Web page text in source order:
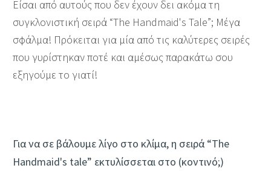
Είσαι από αυτούς που δεν έχουν δει ακόμα τη
συγκλονιστική σειρά “The Handmaid's Tale”; Μέγα
σφάλμα! Πρόκειται για μία από τις καλύτερες σειρές
που γυρίστηκαν ποτέ και αμέσως παρακάτω σου
εξηγούμε το γιατί!
Για να σε βάλουμε λίγο στο κλίμα, η σειρά “The
Handmaid's tale” εκτυλίσσεται στο (κοντινό;)